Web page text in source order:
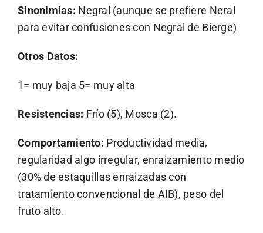
Sinonimias: Negral (aunque se prefiere Neral
para evitar confusiones con Negral de Bierge)
Otros Datos:
1= muy baja 5= muy alta
Resistencias: Frío (5), Mosca (2).
Comportamiento: Productividad media,
regularidad algo irregular, enraizamiento medio
(30% de estaquillas enraizadas con
tratamiento convencional de AIB), peso del
fruto alto.